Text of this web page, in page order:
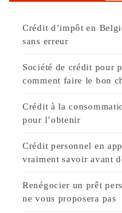
Crédit d’impôt en
sans erreur
Société de crédit pour
comment faire le bon
Crédit à la
pour l’obtenir
Crédit personnel en
vraiment savoir avant
Renégocier un prêt
ne vous proposera pas